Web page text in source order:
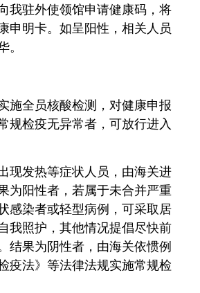
我驻外使领馆申请健康码，将
申明卡。如呈阳性，相关人员
施全员核酸检测，对健康申报
规检疫无异常者，可放行进入
现发热等症状人员，由海关进
为阳性者，若属于未合并严重
感染者或轻型病例，可采取居
我照护，其他情况提倡尽快前
结果为阴性者，由海关依惯例
疫法》等法律法规实施常规检